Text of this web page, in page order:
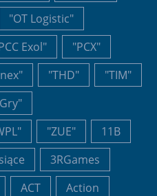
"OT Logistic"
Exol"
"PCX"
"THD"
"TIM"
"ZUE"
11B
3RGames
ACT
Action